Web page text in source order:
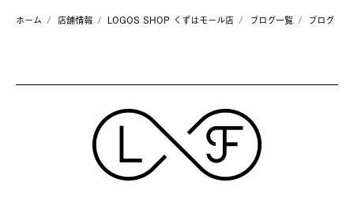
ホーム 店舗情報 LOGOS SHOP くずはモール店 ブログ一覧 ブログ